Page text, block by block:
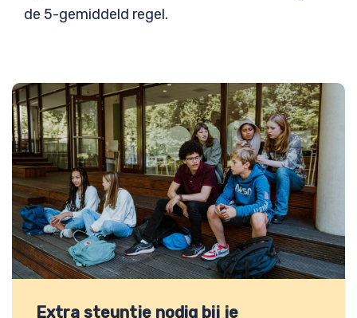
de 5-gemiddeld regel.
Extra steuntje nodig bij je